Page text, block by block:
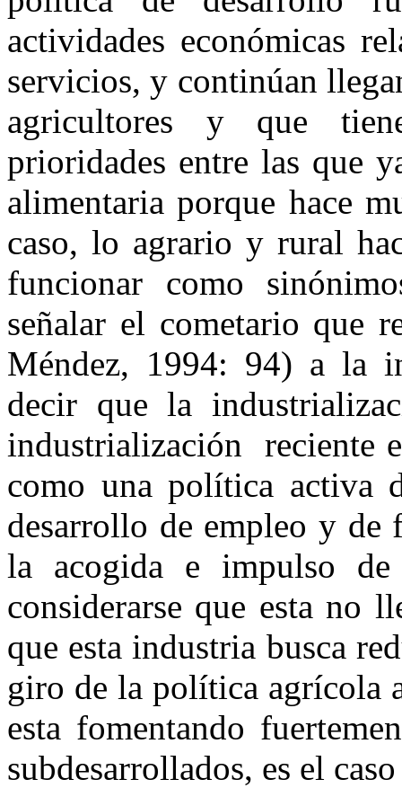
actividades económicas
servicios, y continúan
agricultores y que
prioridades entre las que
alimentaria porque hace
caso, lo agrario y rural
funcionar como
señalar el cometario que
Méndez, 1994: 94) a la
decir que la
industrialización reciente
como una política activa
desarrollo de empleo y
la acogida e impulso de
considerarse que esta no
que esta industria busca
giro de la política agrícola
esta fomentando
subdesarrollados, es el